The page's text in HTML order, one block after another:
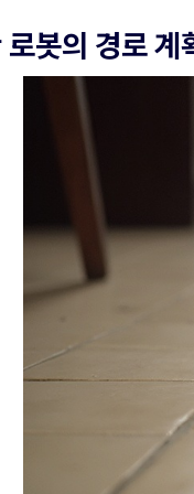
봇의 경로 계